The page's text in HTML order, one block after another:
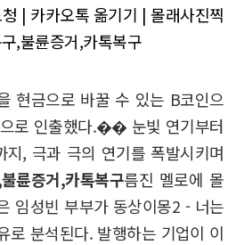
| 카카오톡 옮기기 | 몰래사진찍
,불륜증거,카톡복구
현금으로 바꿀 수 있는 B코인으
로 인출했다.�� 눈빛 연기부터
지, 극과 극의 연기를 폭발시키며
륜증거,카톡복구름진 멜로에 몰
임성빈 부부가 동상이몽2 - 너는
로 분석된다. 발행하는 기업이 이